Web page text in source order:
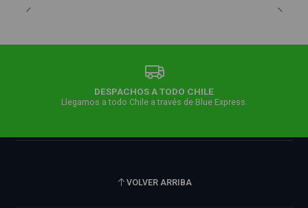
DESPACHOS A TODO CHILE
Llegamos a todo Chile a través de Blue Express.
VOLVER ARRIBA